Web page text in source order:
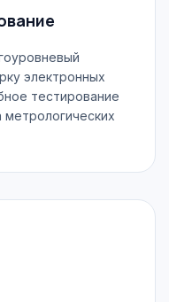
электронных
тестирование
метрологических